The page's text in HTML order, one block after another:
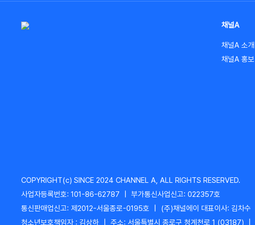
채널A
채널A 소개
채널A 홍보
COPYRIGHT(c) SINCE 2024 CHANNEL A, ALL RIGHTS RESERVED.
사업자등록번호: 101-86-62787
부가통신사업신고: 022357호
통신판매업신고: 제2012-서울종로-0195호
(주)채널에이 대표이사: 김차수
청소년보호책임자 : 김상하
주소: 서울특별시 종로구 청계천로 1 (03187)